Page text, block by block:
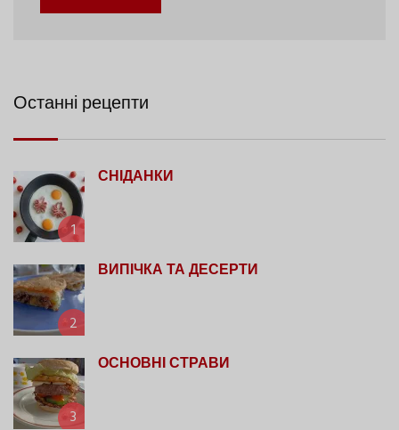
Останні рецепти
1
СНІДАНКИ
2
ВИПІЧКА ТА ДЕСЕРТИ
3
ОСНОВНІ СТРАВИ